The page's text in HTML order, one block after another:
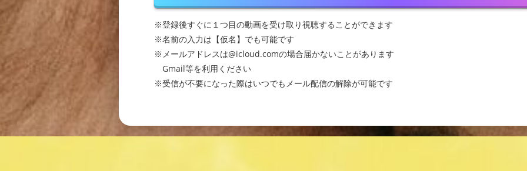
※登録後すぐに１つ目の動画を受け取り視聴することができます
※名前の入力は【仮名】でも可能です
※メールアドレスは@icloud.comの場合届かないことがあります
Gmail等を利用ください
※受信が不要になった際はいつでもメール配信の解除が可能です